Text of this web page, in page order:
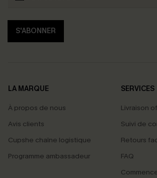
S'ABONNER
LA MARQUE
À propos de nous
Avis clients
Cupshe chaîne logistique
Programme ambassadeur
SERVICES
Livraison
Suivi de
Retours
FAQ